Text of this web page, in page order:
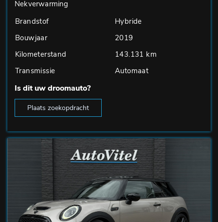
Nekverwarming
Brandstof
Hybride
Bouwjaar
2019
Kilometerstand
143.131 km
Transmissie
Automaat
Is dit uw droomauto?
Plaats zoekopdracht